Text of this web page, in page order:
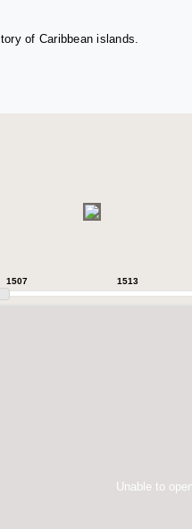
of Caribbean islands.
1507 1513
Unable to